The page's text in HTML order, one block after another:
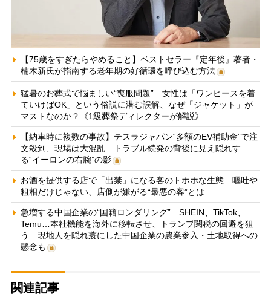
【75歳をすぎたらやめること】ベストセラー『定年後』著者・
楠木新氏が指南する老年期の好循環を呼び込む方法
猛暑のお葬式で悩ましい“喪服問題” 女性は「ワンピースを着
ていけばOK」という俗説に潜む誤解、なぜ「ジャケット」が
マストなのか？《1級葬祭ディレクターが解説》
【納車時に複数の事故】テスラジャパン“多額のEV補助金”で注
文殺到、現場は大混乱 トラブル続発の背後に見え隠れす
る“イーロンの右腕”の影
お酒を提供する店で「出禁」になる客のトホホな生態 嘔吐や
粗相だけじゃない、店側が嫌がる“最悪の客”とは
急増する中国企業の“国籍ロンダリング” SHEIN、TikTok、
Temu…本社機能を海外に移転させ、トランプ関税の回避を狙
う 現地人を隠れ蓑にした中国企業の農業参入・土地取得への
懸念も
関連記事